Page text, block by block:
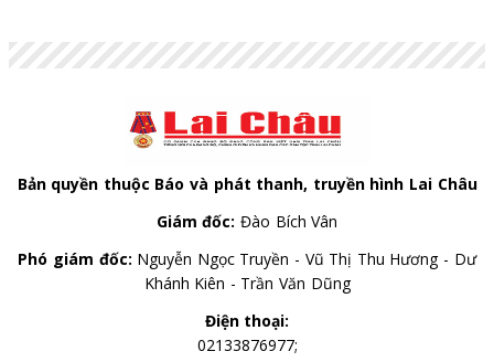
chí Lê Hoài Trung - Ủy viên Bộ Chính trị, Bí thư Đảng
ủy, Bộ trưởng Bộ Ngoại giao; đại diện lãnh đạo các
ban, bộ, ngành Trung ương.
Bản quyền thuộc Báo và phát thanh, truyền hình Lai Châu
Giám đốc: Đào Bích Vân
Phó giám đốc: Nguyễn Ngọc Truyền - Vũ Thị Thu Hương - Dư
Khánh Kiên - Trần Văn Dũng
Điện thoại:
02133876977;